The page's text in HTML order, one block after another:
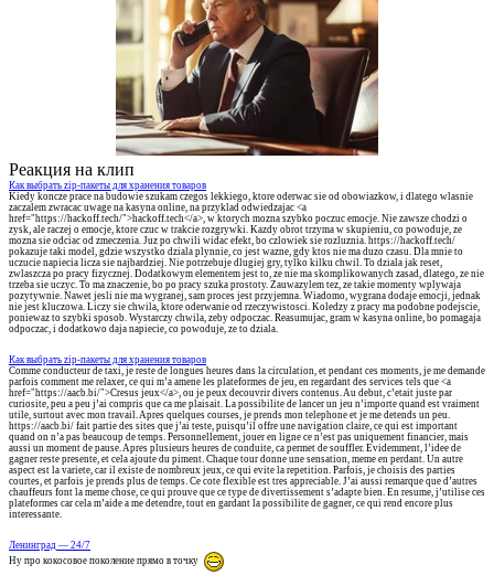
Реакция на клип
Как выбрать zip-пакеты для хранения товаров
Kiedy koncze prace na budowie szukam czegos lekkiego, ktore oderwac sie od obowiazkow, i dlatego wlasnie
zaczalem zwracac uwage na kasyna online, na przyklad odwiedzajac <a
href="https://hackoff.tech/">hackoff.tech</a>, w ktorych mozna szybko poczuc emocje. Nie zawsze chodzi o
zysk, ale raczej o emocje, ktore czuc w trakcie rozgrywki. Kazdy obrot trzyma w skupieniu, co powoduje, ze
mozna sie odciac od zmeczenia. Juz po chwili widac efekt, bo czlowiek sie rozluznia. https://hackoff.tech/
pokazuje taki model, gdzie wszystko dziala plynnie, co jest wazne, gdy ktos nie ma duzo czasu. Dla mnie to
uczucie napiecia licza sie najbardziej. Nie potrzebuje dlugiej gry, tylko kilku chwil. To dziala jak reset,
zwlaszcza po pracy fizycznej. Dodatkowym elementem jest to, ze nie ma skomplikowanych zasad, dlatego, ze nie
trzeba sie uczyc. To ma znaczenie, bo po pracy szuka prostoty. Zauwazylem tez, ze takie momenty wplywaja
pozytywnie. Nawet jesli nie ma wygranej, sam proces jest przyjemna. Wiadomo, wygrana dodaje emocji, jednak
nie jest kluczowa. Liczy sie chwila, ktore oderwanie od rzeczywistosci. Koledzy z pracy ma podobne podejscie,
poniewaz to szybki sposob. Wystarczy chwila, zeby odpoczac. Reasumujac, gram w kasyna online, bo pomagaja
odpoczac, i dodatkowo daja napiecie, co powoduje, ze to dziala.
Как выбрать zip-пакеты для хранения товаров
Comme conducteur de taxi, je reste de longues heures dans la circulation, et pendant ces moments, je me demande
parfois comment me relaxer, ce qui m’a amene les plateformes de jeu, en regardant des services tels que <a
href="https://aacb.bi/">Cresus jeux</a>, ou je peux decouvrir divers contenus. Au debut, c’etait juste par
curiosite, peu a peu j’ai compris que ca me plaisait. La possibilite de lancer un jeu n’importe quand est vraiment
utile, surtout avec mon travail. Apres quelques courses, je prends mon telephone et je me detends un peu.
https://aacb.bi/ fait partie des sites que j’ai teste, puisqu’il offre une navigation claire, ce qui est important
quand on n’a pas beaucoup de temps. Personnellement, jouer en ligne ce n’est pas uniquement financier, mais
aussi un moment de pause. Apres plusieurs heures de conduite, ca permet de souffler. Evidemment, l’idee de
gagner reste presente, et cela ajoute du piment. Chaque tour donne une sensation, meme en perdant. Un autre
aspect est la variete, car il existe de nombreux jeux, ce qui evite la repetition. Parfois, je choisis des parties
courtes, et parfois je prends plus de temps. Ce cote flexible est tres appreciable. J’ai aussi remarque que d’autres
chauffeurs font la meme chose, ce qui prouve que ce type de divertissement s’adapte bien. En resume, j’utilise ces
plateformes car cela m’aide a me detendre, tout en gardant la possibilite de gagner, ce qui rend encore plus
interessante.
Ленинград — 24/7
Ну про кокосовое поколение прямо в точку